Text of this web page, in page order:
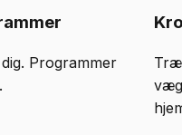
Programmer